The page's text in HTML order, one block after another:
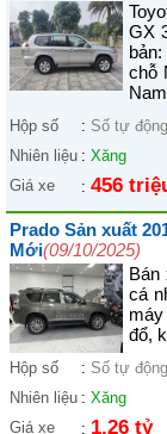
GX
chỗ
Hộp số : Số tự động
Nhiên liệu : Xăng
Giá xe
: 456
Prado Sản xuất
Mới(09/10/2025)
Bán
cá
đổ,
Hộp số : Số tự động
Nhiên liệu : Xăng
Giá xe
: 1,26 tỷ